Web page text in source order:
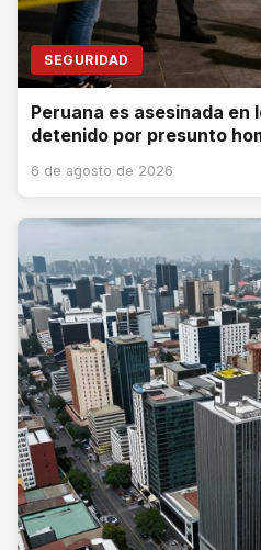
SEGURIDAD
Peruana es asesinada en
detenido por presunto
6 de agosto de 2026